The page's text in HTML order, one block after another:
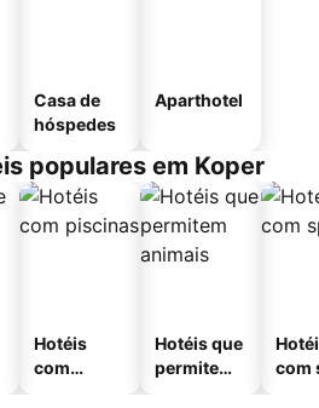
Casa de
hóspedes
Aparthotel
populares em Koper
Hotéis
com
Hotéis que
permitem
com